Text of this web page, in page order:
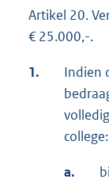
Artikel 20.
€ 25.000,-.
1.
Indien
college:
a.